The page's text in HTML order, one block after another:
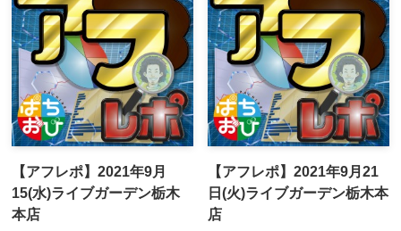
【アフレポ】2021年9月
15(水)ライブガーデン栃木
本店
【アフレポ】2021年9月21
日(火)ライブガーデン栃木本
店